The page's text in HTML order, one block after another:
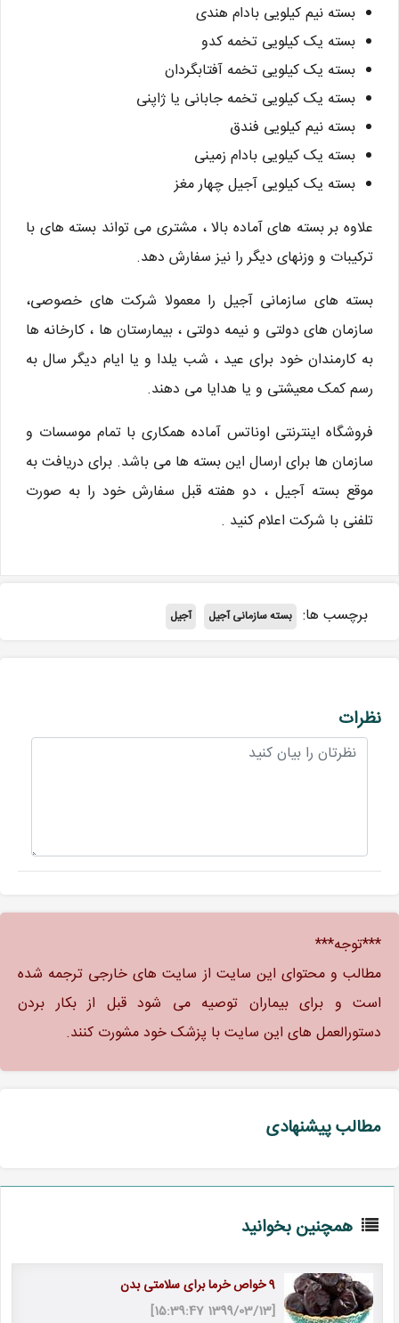
بسته نیم کیلویی بادام هندی
بسته یک کیلویی تخمه کدو
بسته یک کیلویی تخمه آفتابگردان
بسته یک کیلویی تخمه جابانی یا ژاپنی
بسته نیم کیلویی فندق
بسته یک کیلویی بادام زمینی
بسته یک کیلویی آجیل چهار مغز
علاوه بر بسته های آماده بالا ، مشتری می تواند بسته های با
ترکیبات و وزنهای دیگر را نیز سفارش دهد.
بسته های سازمانی آجیل را معمولا شرکت های خصوصی،
سازمان های دولتی و نیمه دولتی ، بیمارستان ها ، کارخانه ها
به کارمندان خود برای عید ، شب یلدا و یا ایام دیگر سال به
رسم کمک معیشتی و یا هدایا می دهند.
فروشگاه اینترنتی اوناتس آماده همکاری با تمام موسسات و
سازمان ها برای ارسال این بسته ها می باشد. برای دریافت به
موقع بسته آجیل ، دو هفته قبل سفارش خود را به صورت
تلفنی با شرکت اعلام کنید .
برچسب ها: بسته سازمانی آجیل آجیل
نظرات
***توجه***
مطالب و محتوای این سایت از سایت های خارجی ترجمه شده
است و برای بیماران توصیه می شود قبل از بکار بردن
دستورالعمل های این سایت با پزشک خود مشورت کنند.
مطالب پیشنهادی
همچنین بخوانید
9 خواص خرما برای سلامتی بدن
[1399/03/13 15:39:47]